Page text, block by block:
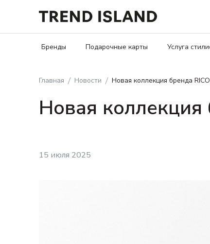
Бренды Подарочные карты Услуга
Главная Новости Новая коллекция бренда
Новая коллекция
15 июля 2025